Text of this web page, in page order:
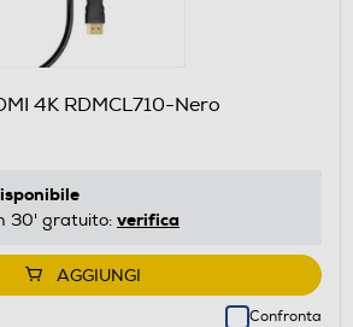
4K RDMCL710-Nero
30' gratuito: verifica
AGGIUNGI
Confronta